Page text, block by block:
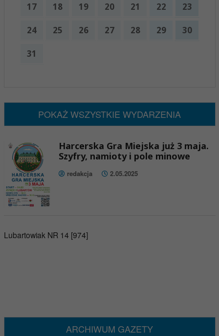
17 18 19 20 21 22 23
24 25 26 27 28 29 30
31
POKAŻ WSZYSTKIE WYDARZENIA
Harcerska Gra Miejska już 3 maja.
Szyfry, namioty i pole minowe
redakcja 2.05.2025
Lubartowiak NR 14 [974]
ARCHIWUM GAZETY